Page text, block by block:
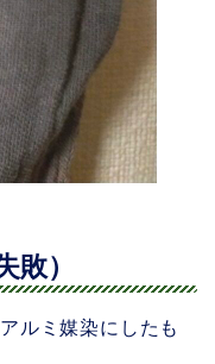
敗）
ルミ媒染にしたも